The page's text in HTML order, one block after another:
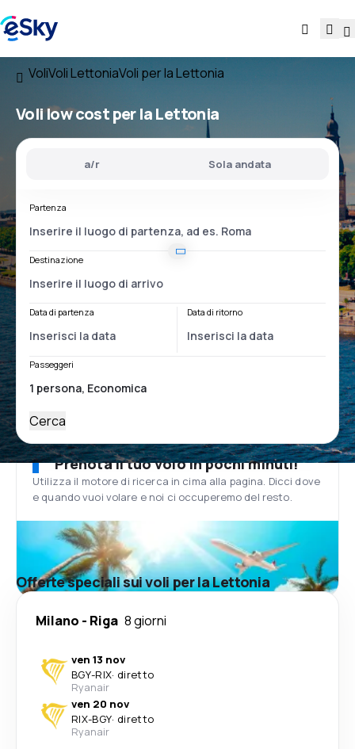
VoliVoli LettoniaVoli per la Lettonia
Voli low costper la Lettonia
a/r Sola andata
Partenza
Destinazione
Data di partenza Data di ritorno
Passeggeri
Cerca
Prenota il tuo volo in pochi minuti!
Utilizza il motore di ricerca in cima alla pagina. Dicci dove
e quando vuoi volare e noi ci occuperemo del resto.
Offerte speciali sui voli per la Lettonia
Milano - Riga 8 giorni
ven 13 nov
BGY-RIX· diretto
Ryanair
ven 20 nov
RIX-BGY· diretto
Ryanair